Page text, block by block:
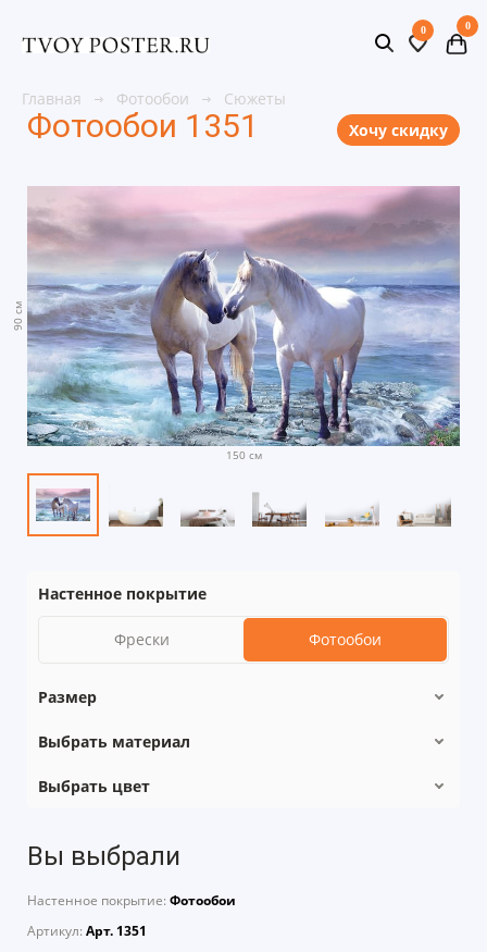
0 0
Главная Фотообои Сюжеты
Фотообои 1351 Хочу скидку
Настенное покрытие
Фрески Фотообои
Размер
Выбрать материал
Выбрать цвет
90 см
150 см
Вы выбрали
Настенное покрытие: Фотообои
Артикул: Арт. 1351